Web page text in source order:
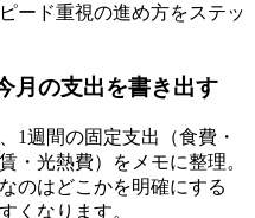
ード重視の進め方をステッ
月の支出を書き出す
1週間の固定支出（食費・
・光熱費）をメモに整理。
のはどこかを明確にする
くなります。